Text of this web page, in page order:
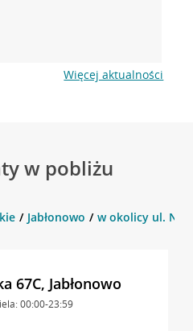
Więcej aktualności
w pobliżu
Jabłonowo w okolicy ul.
67C, Jabłonowo
00:00-23:59